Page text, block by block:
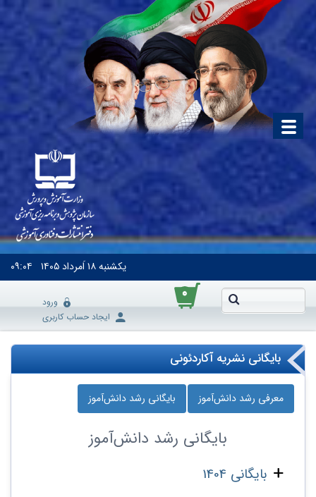
یکشنبه۱۸ اَمرداد ۱۴۰۵ ۰۹:۰۴
۰
ورود
ایجاد حساب کاربری
بایگانی نشریه آکاردئونی
معرفی رشد دانش‌آموز بایگانی رشد دانش‌آموز
بایگانی رشد دانش‌آموز
بایگانی 1404